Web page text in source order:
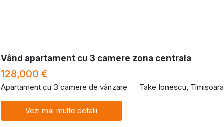
Vând apartament cu 3 camere zona centrala
128,000 €
Apartament cu 3 camere de vânzare Take Ionescu, Timisoara
Vezi mai multe detalii